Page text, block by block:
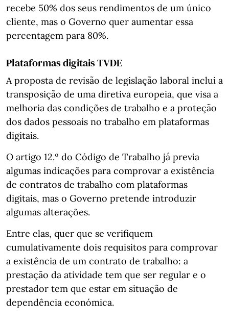
recebe 50% dos seus rendimentos de um único
cliente, mas o Governo quer aumentar essa
percentagem para 80%.
Plataformas digitais TVDE
A proposta de revisão de legislação laboral inclui a
transposição de uma diretiva europeia, que visa a
melhoria das condições de trabalho e a proteção
dos dados pessoais no trabalho em plataformas
digitais.
O artigo 12.º do Código de Trabalho já previa
algumas indicações para comprovar a existência
de contratos de trabalho com plataformas
digitais, mas o Governo pretende introduzir
algumas alterações.
Entre elas, quer que se verifiquem
cumulativamente dois requisitos para comprovar
a existência de um contrato de trabalho: a
prestação da atividade tem que ser regular e o
prestador tem que estar em situação de
dependência económica.